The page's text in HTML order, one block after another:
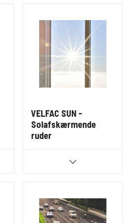
VELFAC SUN -
Solafskærmende
ruder